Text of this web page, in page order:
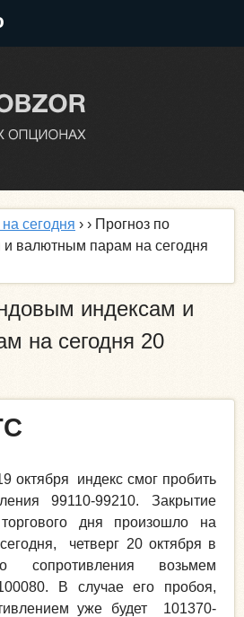
сегодня › › Прогноз по
валютным парам на сегодня
индексам и
на сегодня 20
октября индекс смог пробить
99110-99210. Закрытие
дня произошло на
четверг 20 октября в
сопротивления возьмем
В случае его пробоя,
уже будет 101370-